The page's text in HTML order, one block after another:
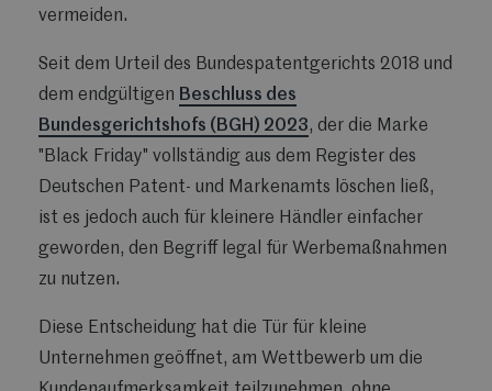
vermeiden.
Seit dem Urteil des Bundespatentgerichts 2018 und
dem endgültigen Beschluss des
Bundesgerichtshofs (BGH) 2023, der die Marke
"Black Friday" vollständig aus dem Register des
Deutschen Patent- und Markenamts löschen ließ,
ist es jedoch auch für kleinere Händler einfacher
geworden, den Begriff legal für Werbemaßnahmen
zu nutzen.
Diese Entscheidung hat die Tür für kleine
Unternehmen geöffnet, am Wettbewerb um die